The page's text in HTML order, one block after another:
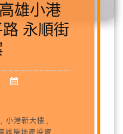
雄小港
永順街
,小港新大樓